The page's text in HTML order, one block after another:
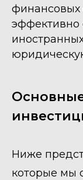
финансовых
эффективно
Ниже
которые мы
Поиск и
готового